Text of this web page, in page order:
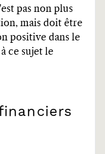
pas non plus
mais doit être
positive dans le
ce sujet le